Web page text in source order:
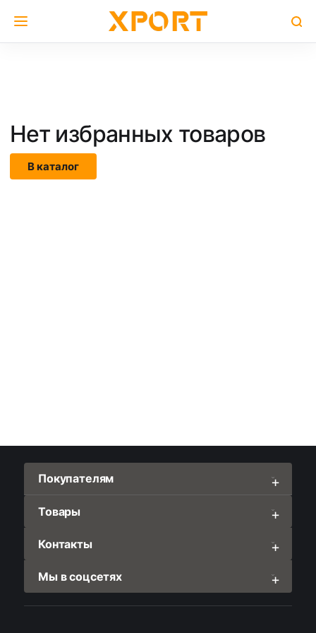
Нет избранных товаров
В каталог
Покупателям
Товары
Контакты
Мы в соцсетях